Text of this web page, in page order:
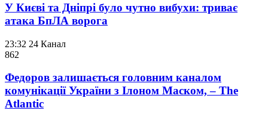
У Києві та Дніпрі було чутно вибухи: триває
атака БпЛА ворога
23:32 24 Канал
862
Федоров залишається головним каналом
комунікації України з Ілоном Маском, – The
Atlantic